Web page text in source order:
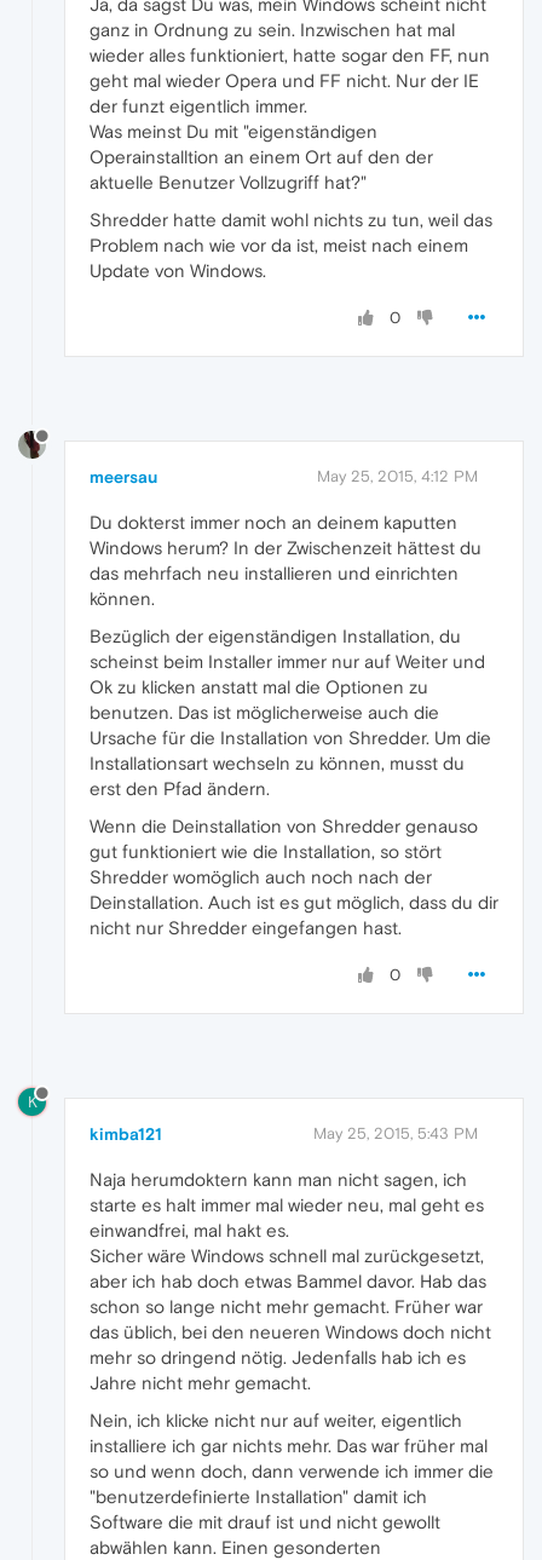
Ja, da sagst Du was, mein Windows scheint nicht
ganz in Ordnung zu sein. Inzwischen hat mal
wieder alles funktioniert, hatte sogar den FF, nun
geht mal wieder Opera und FF nicht. Nur der IE
der funzt eigentlich immer.
Was meinst Du mit "eigenständigen
Operainstalltion an einem Ort auf den der
aktuelle Benutzer Vollzugriff hat?"
Shredder hatte damit wohl nichts zu tun, weil das
Problem nach wie vor da ist, meist nach einem
Update von Windows.
0
meersau May 25, 2015, 4:12 PM
Du dokterst immer noch an deinem kaputten
Windows herum? In der Zwischenzeit hättest du
das mehrfach neu installieren und einrichten
können.
Bezüglich der eigenständigen Installation, du
scheinst beim Installer immer nur auf Weiter und
Ok zu klicken anstatt mal die Optionen zu
benutzen. Das ist möglicherweise auch die
Ursache für die Installation von Shredder. Um die
Installationsart wechseln zu können, musst du
erst den Pfad ändern.
Wenn die Deinstallation von Shredder genauso
gut funktioniert wie die Installation, so stört
Shredder womöglich auch noch nach der
Deinstallation. Auch ist es gut möglich, dass du dir
nicht nur Shredder eingefangen hast.
0
K
kimba121 May 25, 2015, 5:43 PM
Naja herumdoktern kann man nicht sagen, ich
starte es halt immer mal wieder neu, mal geht es
einwandfrei, mal hakt es.
Sicher wäre Windows schnell mal zurückgesetzt,
aber ich hab doch etwas Bammel davor. Hab das
schon so lange nicht mehr gemacht. Früher war
das üblich, bei den neueren Windows doch nicht
mehr so dringend nötig. Jedenfalls hab ich es
Jahre nicht mehr gemacht.
Nein, ich klicke nicht nur auf weiter, eigentlich
installiere ich gar nichts mehr. Das war früher mal
so und wenn doch, dann verwende ich immer die
"benutzerdefinierte Installation" damit ich
Software die mit drauf ist und nicht gewollt
abwählen kann. Einen gesonderten